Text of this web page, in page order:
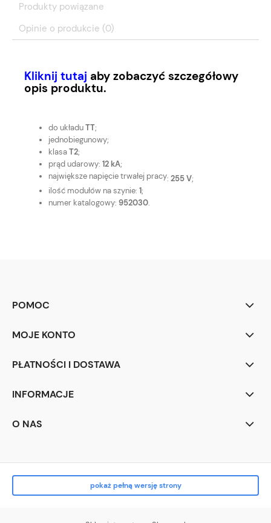
Produkty powiązane
Opinie o produkcie (0)
Kliknij tutaj aby zobaczyć szczegółowy
opis produktu.
do układuTT;
jednobiegunowy;
klasaT2;
prąd udarowy: 12 kA;
największe napięcie trwałej pracy: 255 V;
ilość modułów na szynie: 1;
numer katalogowy: 952030.
POMOC
MOJE KONTO
PŁATNOŚCI I DOSTAWA
INFORMACJE
O NAS
pokaż pełną wersję strony